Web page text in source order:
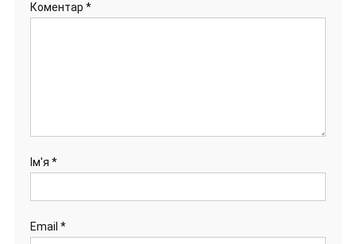
Коментар *
Ім'я *
Email *